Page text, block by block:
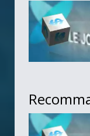
Le Journal du
Le Journal du